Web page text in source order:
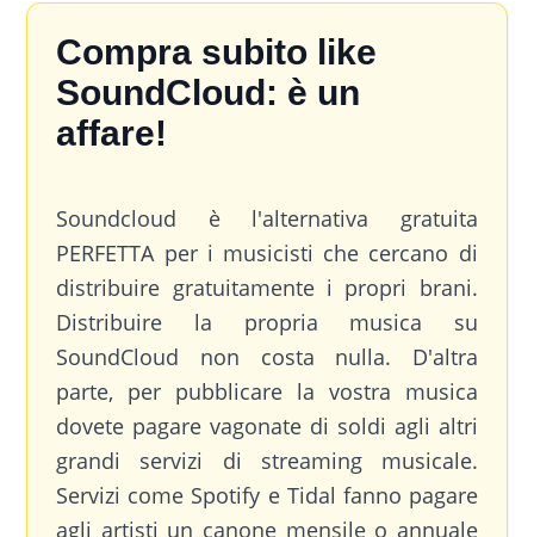
Compra subito like
SoundCloud: è un
affare!
Soundcloud è l'alternativa gratuita
PERFETTA per i musicisti che cercano di
distribuire gratuitamente i propri brani.
Distribuire la propria musica su
SoundCloud non costa nulla. D'altra
parte, per pubblicare la vostra musica
dovete pagare vagonate di soldi agli altri
grandi servizi di streaming musicale.
Servizi come Spotify e Tidal fanno pagare
agli artisti un canone mensile o annuale